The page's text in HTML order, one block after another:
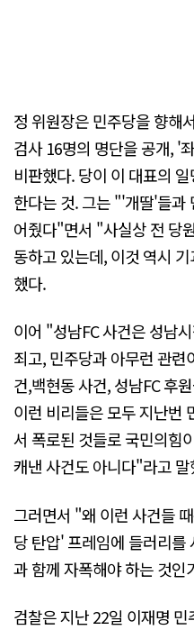
정 위원장은 민주당을 향해
검사 16명의 명단을 공개, '
비판했다. 당이 이 대표의
한다는 것. 그는 "'개딸'들과
어줬다"면서 "사실상 전 당
동하고 있는데, 이것 역시
했다.
이어 "성남FC 사건은 성남
죄고, 민주당과 아무런 관
건,백현동 사건, 성남FC 후
이런 비리들은 모두 지난번
서 폭로된 것들로 국민의힘
캐낸 사건도 아니다"라고 말
그러면서 "왜 이런 사건들
당 탄압' 프레임에 들러리를
과 함께 자폭해야 하는 것인
검찰은 지난 22일 이재명